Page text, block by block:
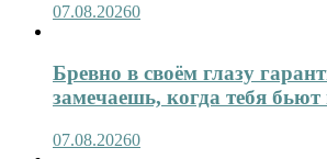
07.08.20260
Бревно в своём глазу
замечаешь, когда тебя
07.08.20260